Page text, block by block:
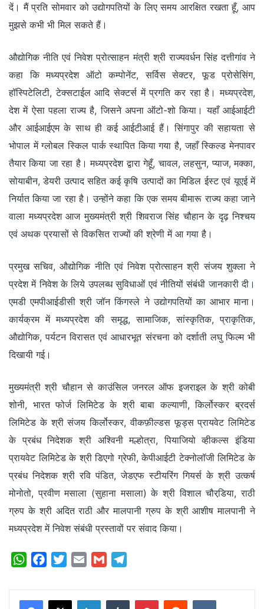
दें। मैं प्रति सोमवार को उद्योगपतियों के लिए समय आरक्षित रखता हूँ, आप
मुझसे कभी भी मिल सकते हैं।
औद्योगिक नीति एवं निवेश प्रोत्साहन मंत्री श्री राज्यवर्धन सिंह दत्तीगांव ने
कहा कि मध्यप्रदेश ऑटो कम्पोनेंट, सर्विस सेक्टर, फूड प्रोसेसिंग,
हॉस्पिटेलिटी, टेक्सटाईल आदि सेक्टर्स में प्रगति कर रहा है। मध्यप्रदेश,
देश में ऐसा पहला राज्य है, जिसने अपना ऑटो-शो किया। यहाँ आईआईटी
और आईआईएम के साथ ही कई आईटीआई हैं। सिंगापुर की सहायता से
भोपाल में ग्लोबल स्किल पार्क स्थापित किया गया है, जहाँ स्किल्ड मेनपावर
तैयार किया जा रहा है। मध्यप्रदेश द्वारा गेहूँ, चावल, लहसुन, प्याज, मक्का,
सोयाबीन, डेयरी उत्पाद सहित कई कृषि उत्पादों का मिडिल ईस्ट एवं यूएई में
निर्यात किया जा रहा है। उन्होंने कहा कि एक समय बीमारू राज्य कहा जाने
वाला मध्यप्रदेश आज मुख्यमंत्री श्री शिवराज सिंह चौहान के दृढ़ निश्चय
एवं अथक प्रयासों से विकसित राज्यों की श्रेणी में आ गया है।
प्रमुख सचिव, औद्योगिक नीति एवं निवेश प्रोत्साहन श्री संजय शुक्ला ने
प्रदेश में निवेश के लिये उपलब्ध सुविधाओं एवं नीतियों संबंधी जानकारी दी।
एमडी एमपीआईडीसी श्री जॉन किंगस्ले ने उद्योगपतियों का आभार माना।
कार्यक्रम में मध्यप्रदेश की समृद्ध, सामाजिक, सांस्कृतिक, प्राकृतिक,
औद्योगिक, पर्यटन विरासत एवं आधारभूत संरचना को दर्शाती लघु फिल्म भी
दिखायी गई।
मुख्यमंत्री श्री चौहान से काउंसिल जनरल ऑफ इजराइल के श्री कोबी
शोनी, भारत फोर्ज लिमिटेड के श्री बाबा कल्याणी, किर्लोस्कर ब्रदर्स
लिमिटेड के श्री संजय किर्लोस्कर, वीकफ़ील्डस फूड्स प्रायवेट लिमिटेड
के प्रबंध निदेशक श्री अश्विनी मल्होत्रा, पियाजियो व्हीकल्स इंडिया
प्रायवेट लिमिटेड के श्री डिएगो ग्रेफी, केपीआईटी टेक्नोलॉजी लिमिटेड के
प्रबंध निदेशक श्री रवि पंडित, जेडएफ स्टीयरिंग गियर्स के श्री उत्कर्ष
मोनोतो, प्रवीण मसाला (सुहाना मसाला) के श्री विशाल चौरडि़या, राठी
ग्रुप के श्री अदित राठी और मालपानी ग्रुप के श्री आशीष मालपानी ने
मध्यप्रदेश में निवेश संबंधी प्रस्तावों पर संवाद किया।
W
a
t
c
e
i
a
i
a
l
e